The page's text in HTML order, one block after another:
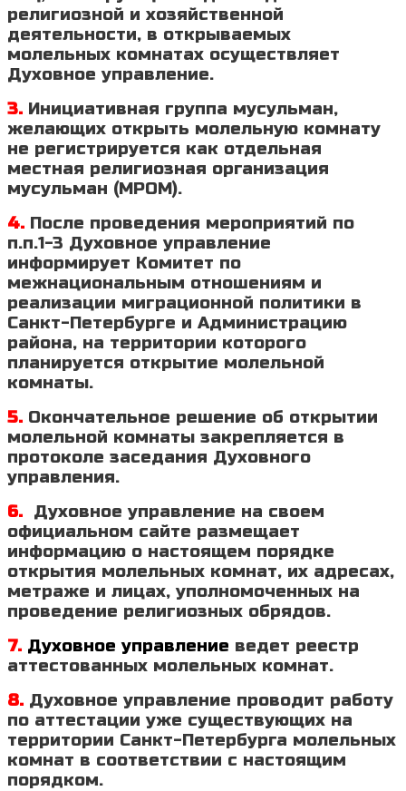
религиозной и хозяйственной
деятельности, в открываемых
молельных комнатах осуществляет
Духовное управление.
3. Инициативная группа мусульман,
желающих открыть молельную комнату
не регистрируется как отдельная
местная религиозная организация
мусульман (МРОМ).
4. После проведения мероприятий по
п.п.1-3 Духовное управление
информирует Комитет по
межнациональным отношениям и
реализации миграционной политики в
Санкт-Петербурге и Администрацию
района, на территории которого
планируется открытие молельной
комнаты.
5. Окончательное решение об открытии
молельной комнаты закрепляется в
протоколе заседания Духовного
управления.
6. Духовное управление на своем
официальном сайте размещает
информацию о настоящем порядке
открытия молельных комнат, их адресах,
метраже и лицах, уполномоченных на
проведение религиозных обрядов.
7. Духовное управление ведет реестр
аттестованных молельных комнат.
8. Духовное управление проводит работу
по аттестации уже существующих на
территории Санкт-Петербурга молельных
комнат в соответствии с настоящим
порядком.